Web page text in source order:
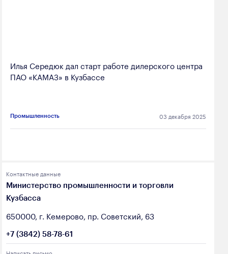
Илья Середюк дал старт работе дилерского центра
ПАО «КАМАЗ» в Кузбассе
Промышленность 03 декабря 2025
Контактные данные
Министерство промышленности и торговли
Кузбасса
650000, г. Кемерово, пр. Советский, 63
+7 (3842) 58-78-61